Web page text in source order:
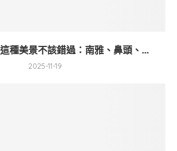
種美景不該錯過：南雅、鼻頭、...
2025-11-19